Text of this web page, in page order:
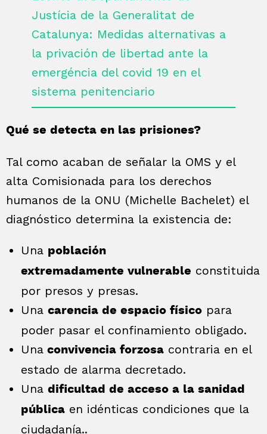
Justícia de la Generalitat de
Catalunya: Medidas alternativas a
la privación de libertad ante la
emergéncia del covid 19 en el
sistema penitenciario
Qué se detecta en las prisiones?
Tal como acaban de señalar la OMS y el
alta Comisionada para los derechos
humanos de la ONU (Michelle Bachelet) el
diagnóstico determina la existencia de:
Una población
extremadamente vulnerable constituida
por presos y presas.
Una carencia de espacio físico para
poder pasar el confinamiento obligado.
Una convivencia forzosa contraria en el
estado de alarma decretado.
Una dificultad de acceso a la sanidad
pública en idénticas condiciones que la
ciudadanía..